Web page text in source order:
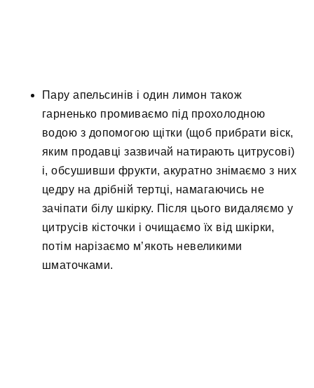
Пару апельсинів і один лимон також
гарненько промиваємо під прохолодною
водою з допомогою щітки (щоб прибрати віск,
яким продавці зазвичай натирають цитрусові)
і, обсушивши фрукти, акуратно знімаємо з них
цедру на дрібній тертці, намагаючись не
зачіпати білу шкірку. Після цього видаляємо у
цитрусів кісточки і очищаємо їх від шкірки,
потім нарізаємо м’якоть невеликими
шматочками.